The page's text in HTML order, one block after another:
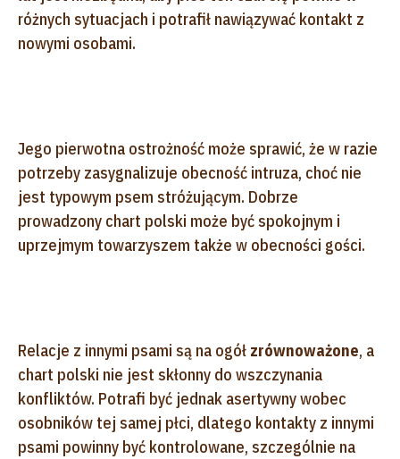
różnych sytuacjach i potrafił nawiązywać kontakt z
nowymi osobami.
Jego pierwotna ostrożność może sprawić, że w razie
potrzeby zasygnalizuje obecność intruza, choć nie
jest typowym psem stróżującym. Dobrze
prowadzony chart polski może być spokojnym i
uprzejmym towarzyszem także w obecności gości.
Relacje z innymi psami są na ogół zrównoważone, a
chart polski nie jest skłonny do wszczynania
konfliktów. Potrafi być jednak asertywny wobec
osobników tej samej płci, dlatego kontakty z innymi
psami powinny być kontrolowane, szczególnie na